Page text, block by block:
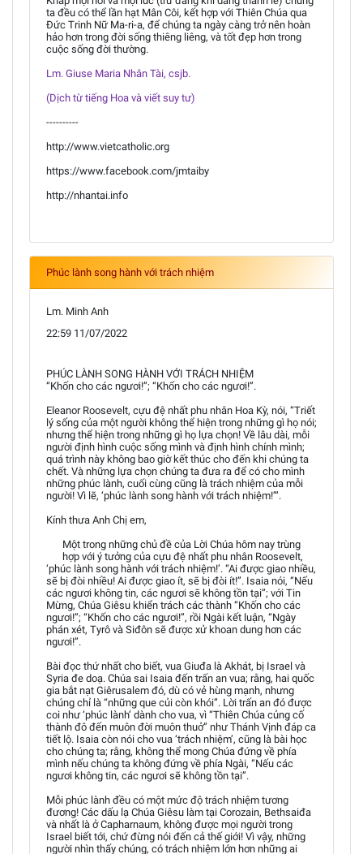
ta đều có thể lần hạt Mân Côi, kết hợp với Thiên Chúa qua
Đức Trinh Nữ Ma-ri-a, để chúng ta ngày càng trở nên hoàn
hảo hơn trong đời sống thiêng liêng, và tốt đẹp hơn trong
cuộc sống đời thường.
Lm. Giuse Maria Nhân Tài, csjb.
(Dịch từ tiếng Hoa và viết suy tư)
----------
http://www.vietcatholic.org
https://www.facebook.com/jmtaiby
http://nhantai.info
Phúc lành song hành với trách nhiệm
Lm. Minh Anh
22:59 11/07/2022
PHÚC LÀNH SONG HÀNH VỚI TRÁCH NHIỆM
“Khốn cho các ngươi!”; “Khốn cho các ngươi!”.
Eleanor Roosevelt, cựu đệ nhất phu nhân Hoa Kỳ, nói, “Triết
lý sống của một người không thể hiện trong những gì họ nói;
nhưng thể hiện trong những gì họ lựa chọn! Về lâu dài, mỗi
người định hình cuộc sống mình và định hình chính mình;
quá trình này không bao giờ kết thúc cho đến khi chúng ta
chết. Và những lựa chọn chúng ta đưa ra để có cho mình
những phúc lành, cuối cùng cũng là trách nhiệm của mỗi
người! Vì lẽ, ‘phúc lành song hành với trách nhiệm!’”.
Kính thưa Anh Chị em,
Một trong những chủ đề của Lời Chúa hôm nay trùng
hợp với ý tưởng của cựu đệ nhất phu nhân Roosevelt,
‘phúc lành song hành với trách nhiệm!’. “Ai được giao nhiều,
sẽ bị đòi nhiều! Ai được giao ít, sẽ bị đòi ít!”. Isaia nói, “Nếu
các ngươi không tin, các ngươi sẽ không tồn tại”; với Tin
Mừng, Chúa Giêsu khiển trách các thành “Khốn cho các
ngươi!”; “Khốn cho các ngươi!”, rồi Ngài kết luận, “Ngày
phán xét, Tyrô và Siđôn sẽ được xử khoan dung hơn các
ngươi!”.
Bài đọc thứ nhất cho biết, vua Giuđa là Akhát, bị Israel và
Syria đe doạ. Chúa sai Isaia đến trấn an vua; rằng, hai quốc
gia bắt nạt Giêrusalem đó, dù có vẻ hùng mạnh, nhưng
chúng chỉ là “những que củi còn khói”. Lời trấn an đó được
coi như ‘phúc lành’ dành cho vua, vì “Thiên Chúa củng cố
thành đô đến muôn đời muôn thuở” như Thánh Vịnh đáp ca
tiết lộ. Isaia còn nói cho vua ‘trách nhiệm’, cũng là bài học
cho chúng ta; rằng, không thể mong Chúa đứng về phía
mình nếu chúng ta không đứng về phía Ngài, “Nếu các
ngươi không tin, các ngươi sẽ không tồn tại”.
Mỗi phúc lành đều có một mức độ trách nhiệm tương
đương! Các dấu lạ Chúa Giêsu làm tại Corozain, Bethsaiđa
và nhất là ở Capharnaum, không được mọi người trong
Israel biết tới, chứ đừng nói đến cả thế giới! Vì vậy, những
người nhìn thấy chúng, có trách nhiệm lớn hơn những ai